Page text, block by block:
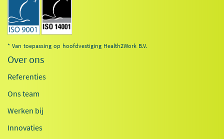
* Van toepassing op hoofdvestiging Health2Work B.V.
Over ons
Referenties
Ons team
Werken bij
Innovaties